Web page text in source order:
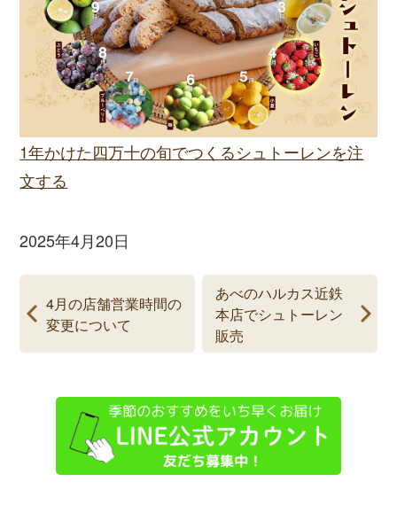
1年かけた四万十の旬でつくるシュトーレンを注
文する
2025年4月20日
4月の店舗営業時間の
変更について
あべのハルカス近鉄
本店でシュトーレン
販売